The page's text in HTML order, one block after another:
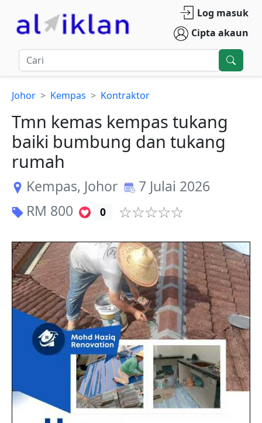
Log masuk
Cipta akaun
Johor Kempas Kontraktor
Tmn kemas kempas tukang
baiki bumbung dan tukang
rumah
Kempas, Johor
7 Julai 2026
RM 800 0